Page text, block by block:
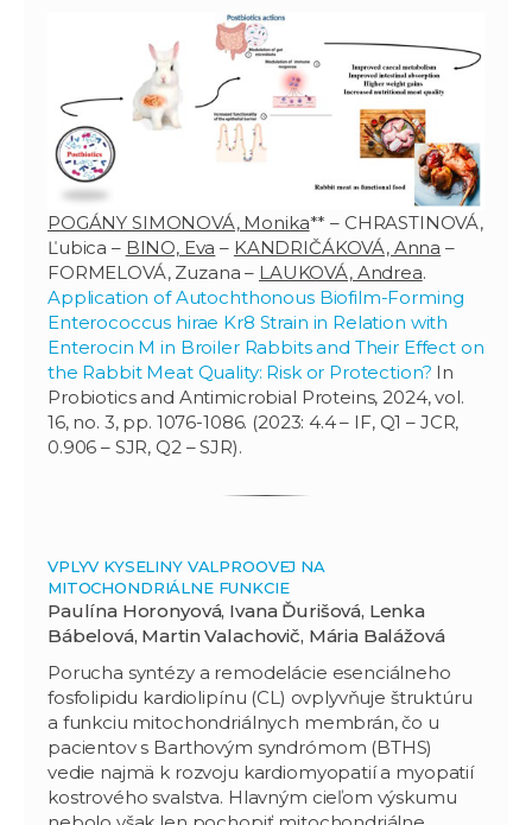
POGÁNY SIMONOVÁ, Monika** – CHRASTINOVÁ,
Ľubica – BINO, Eva – KANDRIČÁKOVÁ, Anna –
FORMELOVÁ, Zuzana – LAUKOVÁ, Andrea.
Application of Autochthonous Biofilm-Forming
Enterococcus hirae Kr8 Strain in Relation with
Enterocin M in Broiler Rabbits and Their Effect on
the Rabbit Meat Quality: Risk or Protection? In
Probiotics and Antimicrobial Proteins, 2024, vol.
16, no. 3, pp. 1076-1086. (2023: 4.4 – IF, Q1 – JCR,
0.906 – SJR, Q2 – SJR).
VPLYV KYSELINY VALPROOVEJ NA
MITOCHONDRIÁLNE FUNKCIE
Paulína Horonyová, Ivana Ďurišová, Lenka
Bábelová, Martin Valachovič, Mária Balážová
Porucha syntézy a remodelácie esenciálneho
fosfolipidu kardiolipínu (CL) ovplyvňuje štruktúru
a funkciu mitochondriálnych membrán, čo u
pacientov s Barthovým syndrómom (BTHS)
vedie najmä k rozvoju kardiomyopatií a myopatií
kostrového svalstva. Hlavným cieľom výskumu